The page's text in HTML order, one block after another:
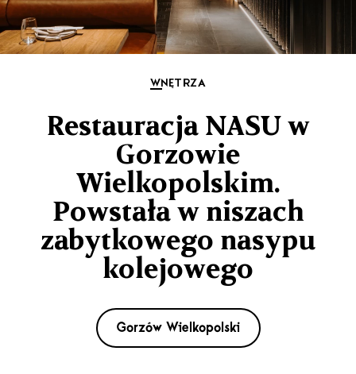
WNĘTRZA
Restauracja NASU w
Gorzowie
Wielkopolskim.
Powstała w niszach
zabytkowego nasypu
kolejowego
Gorzów Wielkopolski